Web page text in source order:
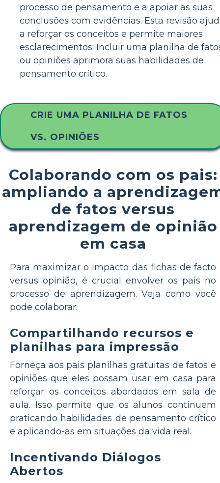
processo de pensamento e a apoiar as suas
conclusões com evidências. Esta revisão
a reforçar os conceitos e permite maiores
esclarecimentos. Incluir uma planilha de
ou opiniões aprimora suas habilidades de
pensamento crítico.
CRIE UMA PLANILHA DE FATOS
VS. OPINIÕES
Colaborando com os pais:
ampliando a
de fatos versus
aprendizagem de opinião
em casa
Para maximizar o impacto das fichas de facto
versus opinião, é crucial envolver os pais no
processo de aprendizagem. Veja como você
pode colaborar:
Compartilhando recursos e
planilhas para impressão
Forneça aos pais planilhas gratuitas de fatos e
opiniões que eles possam usar em casa para
reforçar os conceitos abordados em sala de
aula. Isso permite que os alunos continuem
praticando habilidades de pensamento crítico
e aplicando-as em situações da vida real.
Incentivando Diálogos
Abertos